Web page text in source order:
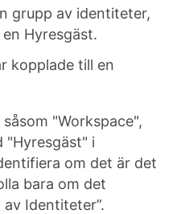
grupp av identiteter,
Hyresgäst.
kopplade till en
"Workspace",
"Hyresgäst" i
om det är det
bara om det
Identiteter”.